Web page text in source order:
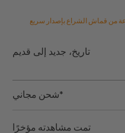
من قماش الشراع بإصدار سريع
شحن مجاني*
تمت مشاهدته مؤخرًا